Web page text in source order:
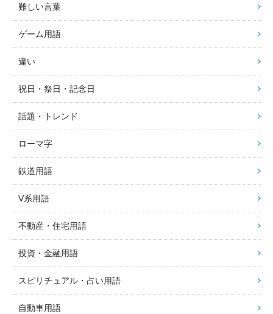
難しい言葉
ゲーム用語
違い
祝日・祭日・記念日
話題・トレンド
ローマ字
鉄道用語
V系用語
不動産・住宅用語
投資・金融用語
スピリチュアル・占い用語
自動車用語